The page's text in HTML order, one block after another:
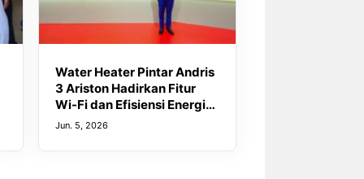
Water Heater Pintar Andris
3 Ariston Hadirkan Fitur
Wi-Fi dan Efisiensi Energi
untuk Hunian Modern
Jun. 5, 2026